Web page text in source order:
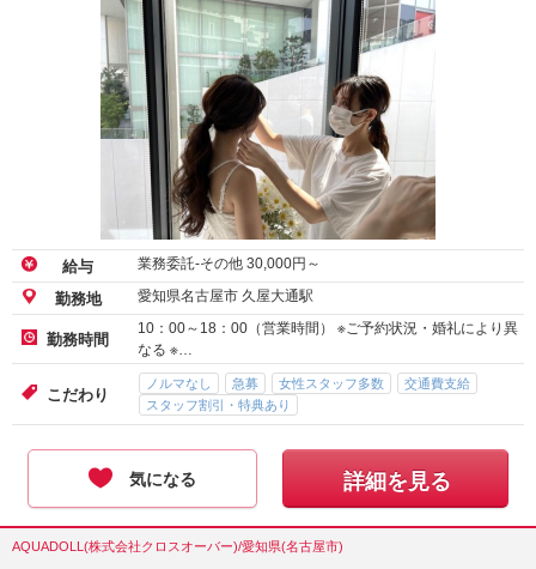
給与 業務委託-その他 30,000円～
勤務地 愛知県名古屋市 久屋大通駅
勤務時間
10：00～18：00（営業時間） ※ご予約状況・婚礼により異
なる ※…
こだわり
ノルマなし 急募 女性スタッフ多数
交通費支給
スタッフ割引・特典あり
気になる 詳細を見る
AQUADOLL(株式会社クロスオーバー)/愛知県(名古屋市)